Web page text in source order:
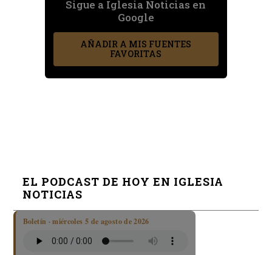
Sigue a Iglesia Noticias en
Google
AÑADIR A MIS FUENTES
FAVORITAS
EL PODCAST DE HOY EN IGLESIA
NOTICIAS
Boletín · miércoles 5 de agosto de 2026